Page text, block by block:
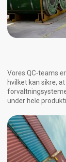
Vores QC-teams
hvilket kan sikre,
under hele